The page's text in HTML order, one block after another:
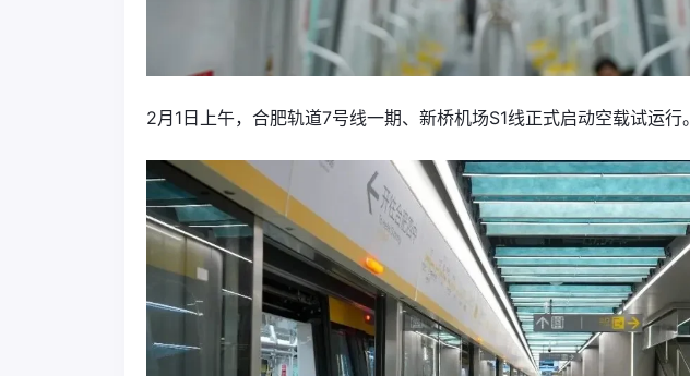
2月1日上午，合肥轨道7号线一期、新桥机场S1线正式启动空载试运行。